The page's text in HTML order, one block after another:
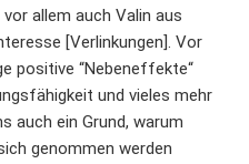
allem auch Valin aus
[Verlinkungen]. Vor
positive “Nebeneffekte“
und vieles mehr
auch ein Grund, warum
genommen werden